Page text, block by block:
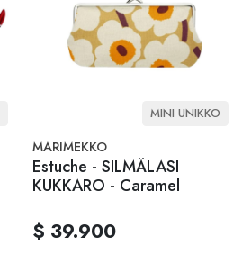
MINI UNIKKO
MARIMEKKO
Estuche - SILMÄLASI
KUKKARO - Caramel
$ 39.900